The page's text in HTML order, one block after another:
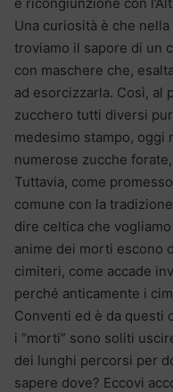
Una curiosità è che
troviamo il sapore di un
con maschere che,
ad esorcizzarla. Così, al
zucchero tutti diversi
medesimo stampo, oggi
numerose zucche
Tuttavia, come
comune con la
dire celtica che
anime dei morti escono
cimiteri, come accade
perché anticamente i
Conventi ed è da questi
i “morti” sono soliti
dei lunghi percorsi per
sapere dove? Eccovi